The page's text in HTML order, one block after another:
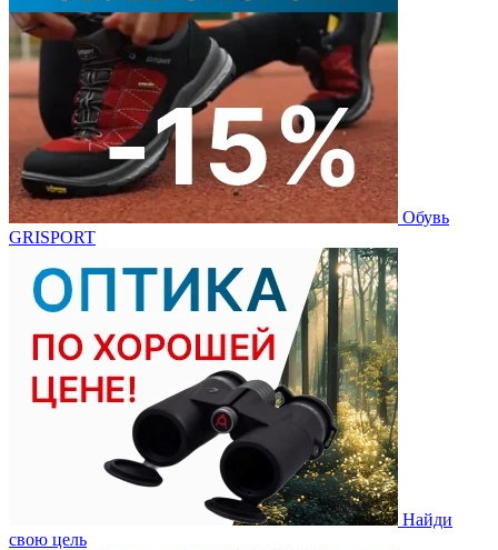
Обувь
GRISPORT
Найди
свою цель